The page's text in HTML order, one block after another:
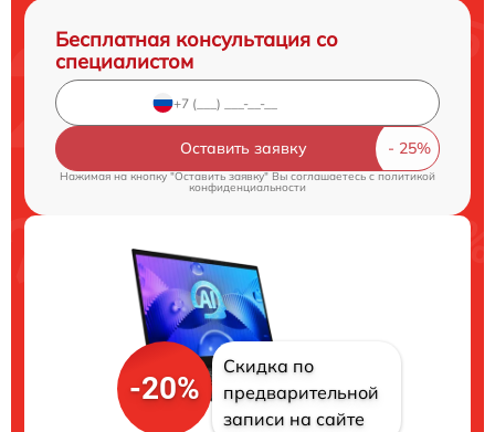
Бесплатная консультация со
специалистом
Оставить заявку
Нажимая на кнопку "Оставить заявку" Вы соглашаетесь cполитикой
конфиденциальности
-20%
Скидка по
предварительной
записи на сайте